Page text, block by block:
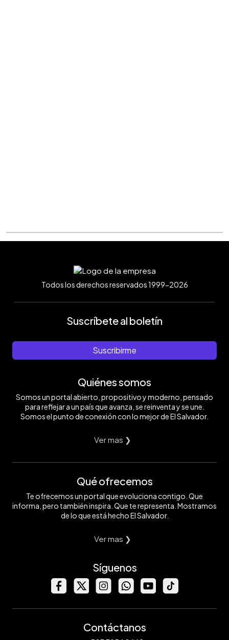
Todos los derechos reservados 1999-2026
Suscríbete al boletín
Suscribirme
Quiénes somos
Somos un portal abierto, propositivo y moderno, pensado
para reflejar a un país que avanza, se reinventa y se une.
Somos el punto de conexión con lo mejor de El Salvador.
Ver mas ❯
Qué ofrecemos
Te ofrecemos un portal que evoluciona contigo. Que
informa, pero también inspira. Que te representa. Mostramos
de lo que está hecho El Salvador.
Ver mas ❯
Síguenos
Contáctanos